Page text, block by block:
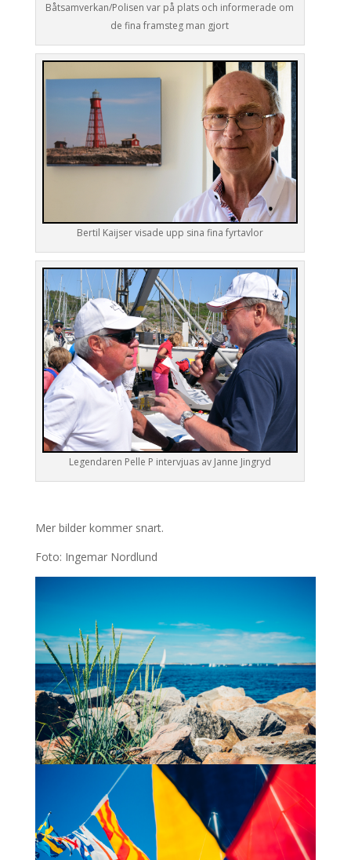
Båtsamverkan/Polisen var på plats och informerade om
de fina framsteg man gjort
Bertil Kaijser visade upp sina fina fyrtavlor
Legendaren Pelle P intervjuas av Janne Jingryd
Mer bilder kommer snart.
Foto: Ingemar Nordlund